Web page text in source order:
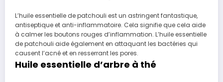
L’huile essentielle de patchouli est un astringent fantastique,
antiseptique et anti-inflammatoire. Cela signifie que cela aide
à calmer les boutons rouges d’inflammation. L’huile essentielle
de patchouli aide également en attaquant les bactéries qui
causent l’acné et en resserrant les pores.
Huile essentielle d’arbre à thé